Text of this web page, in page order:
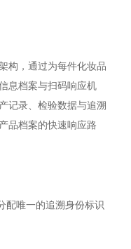
构，通过为每件化妆品
息档案与扫码响应机
记录、检验数据与追溯
品档案的快速响应路
唯一的追溯身份标识